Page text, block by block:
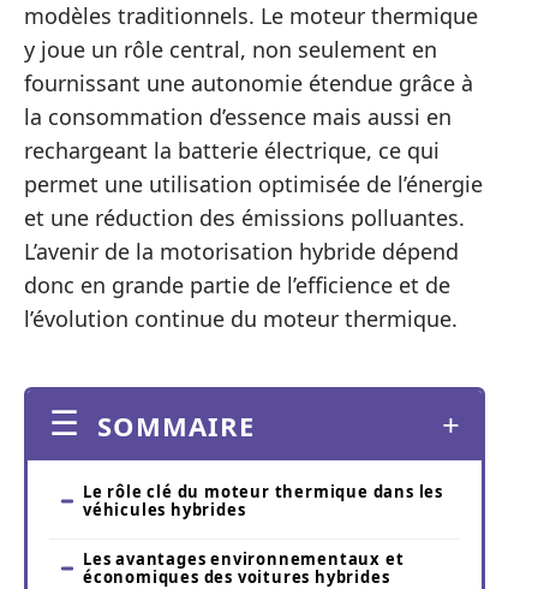
modèles traditionnels. Le moteur thermique
y joue un rôle central, non seulement en
fournissant une autonomie étendue grâce à
la consommation d’essence mais aussi en
rechargeant la batterie électrique, ce qui
permet une utilisation optimisée de l’énergie
et une réduction des émissions polluantes.
L’avenir de la motorisation hybride dépend
donc en grande partie de l’efficience et de
l’évolution continue du moteur thermique.
SOMMAIRE
Le rôle clé du moteur thermique dans les
véhicules hybrides
Les avantages environnementaux et
économiques des voitures hybrides